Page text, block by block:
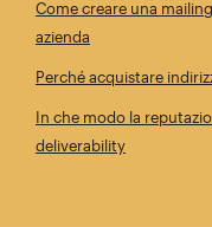
Come creare una
azienda
Perché acquistare
In che modo la
deliverability